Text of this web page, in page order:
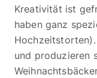
Kreativität ist
haben ganz
und produzieren